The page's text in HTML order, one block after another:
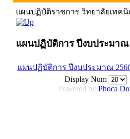
แผนปฏิบัติราชการ วิทยาลัยเทค
แผนปฏิบัติการ ปีงบประมาณ
แผนปฏิบัติการ ปีงบประมาณ
Display Num
Powered by Phoca